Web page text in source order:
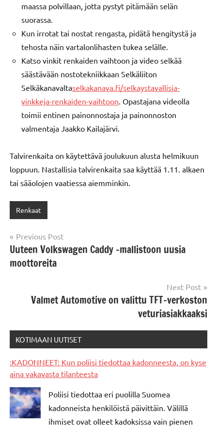
maassa polvillaan, jotta pystyt pitämään selän
suorassa.
Kun irrotat tai nostat rengasta, pidätä hengitystä ja
tehosta näin vartalonlihasten tukea selälle.
Katso vinkit renkaiden vaihtoon ja video selkää
säästävään nostotekniikkaan Selkäliiton
Selkäkanavaltaselkakanava.fi/selkaystavallisia-
vinkkeja-renkaiden-vaihtoon . Opastajana videolla
toimii entinen painonnostaja ja painonnoston
valmentaja Jaakko Kailajärvi.
Talvirenkaita on käytettävä joulukuun alusta helmikuun
loppuun. Nastallisia talvirenkaita saa käyttää 1.11. alkaen
tai sääolojen vaatiessa aiemminkin.
Renkaat
Post
navigation
Previous Post
Uuteen Volkswagen Caddy -mallistoon uusia
moottoreita
Next Post
Valmet Automotive on valittu TFT-verkoston
veturiasiakkaaksi
KOTIMAAN UUTISET
:KADONNEET: Kun poliisi tiedottaa kadonneesta, on kyse
aina vakavasta tilanteesta
Poliisi tiedottaa eri puolilla Suomea
kadonneista henkilöistä päivittäin. Välillä
ihmiset ovat olleet kadoksissa vain pienen